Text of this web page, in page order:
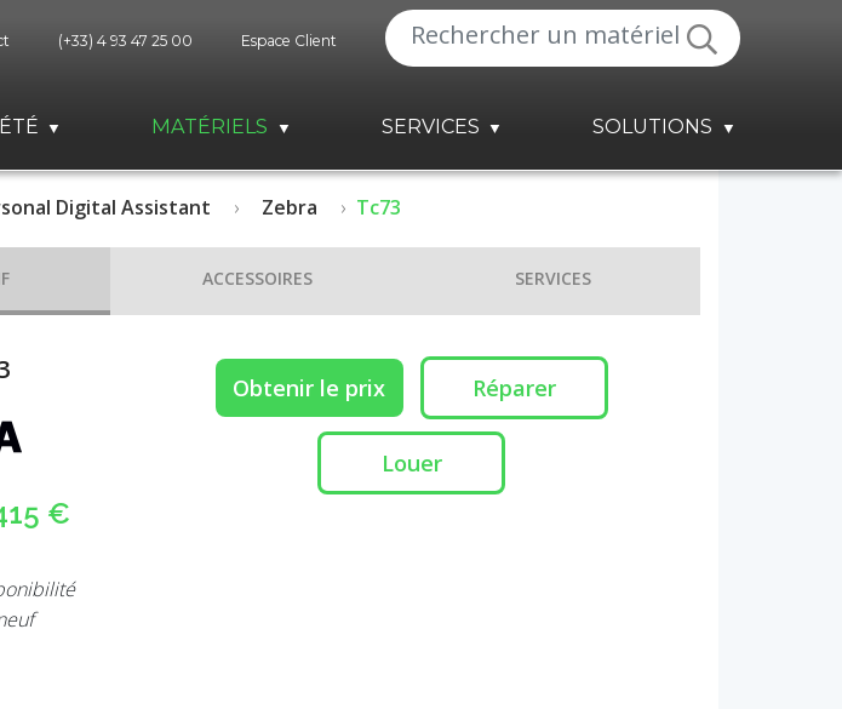
(+33) 4 93 47 25 00 Espace Client
MATÉRIELS SERVICES SOLUTIONS
Digital Assistant Zebra Tc73
ACCESSOIRES SERVICES
€
Obtenir le prix Réparer
Louer